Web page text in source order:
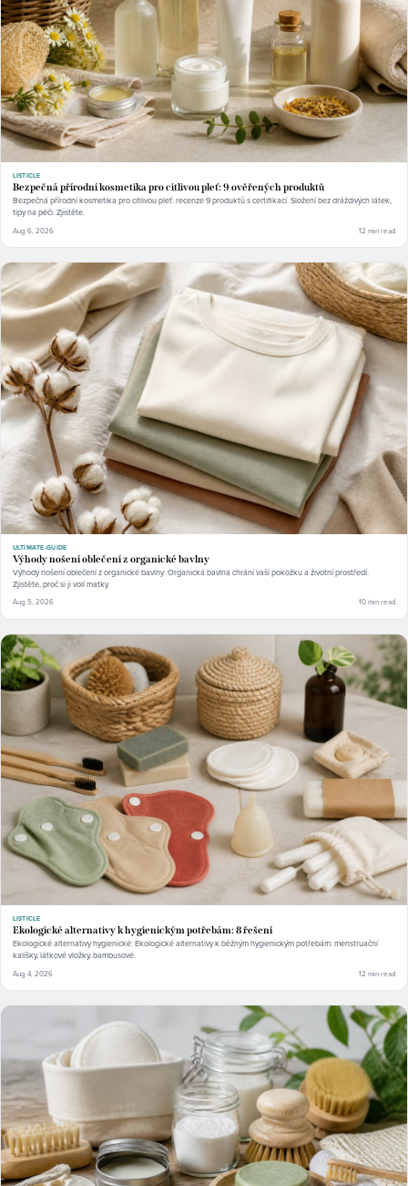
LISTICLE
Bezpečná přírodní kosmetika pro citlivou pleť: 9 ověřených produktů
Bezpečná přírodní kosmetika pro citlivou pleť: recenze 9 produktů s certifikací. Složení bez dráždivých látek,
tipy na péči. Zjistěte.
Aug 6, 2026 12 min read
ULTIMATE-GUIDE
Výhody nošení oblečení z organické bavlny
Výhody nošení oblečení z organické bavlny: Organická bavlna chrání vaši pokožku a životní prostředí.
Zjistěte, proč si ji volí matky.
Aug 5, 2026 10 min read
LISTICLE
Ekologické alternativy k hygienickým potřebám: 8 řešení
Ekologické alternativy hygienické: Ekologické alternativy k běžným hygienickým potřebám: menstruační
kalíšky, látkové vložky, bambusové.
Aug 4, 2026 12 min read